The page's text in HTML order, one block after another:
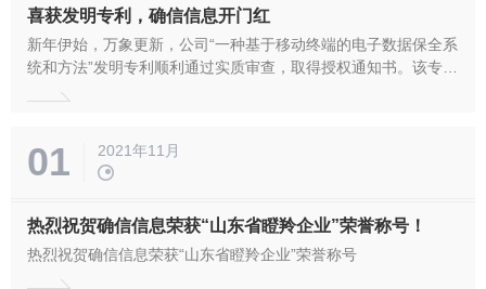
喜获发明专利，确信信息开门红
新年伊始，万象更新，公司“一种基于移动终端的电子数据保全系
统和方法”发明专利顺利通过实质审查，取得授权通知书。该专利
成果进一步提高了公司核心竞争力，为公司建设国家部委重要信
01 2021年11月
热烈祝贺确信信息荣获“山东省瞪羚企业”荣誉称号！
热烈祝贺确信信息荣获“山东省瞪羚企业”荣誉称号